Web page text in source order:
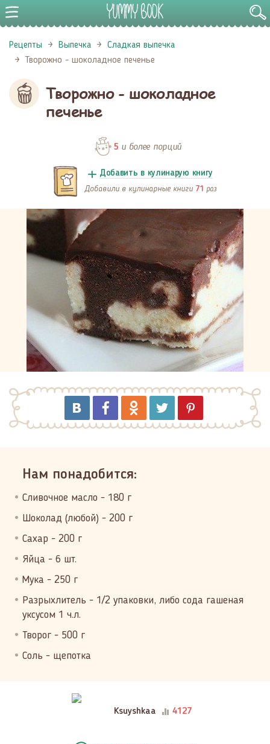
Рецепты Выпечка
Сладкая выпечка
Творожно - шоколадное печенье
Творожно - шоколадное
печенье
5 и более порций
Добавить в кулинарую книгу
Добавили в кулинарные книги 71 раз
Нам понадобится:
Сливочное масло - 180 г
Шоколад (любой) - 200 г
Сахар - 200 г
Яйца - 6 шт.
Мука - 250 г
Разрыхлитель - 1/2 упаковки, либо сода гашеная
уксусом 1 ч.л.
Творог - 500 г
Соль - щепотка
Ksuyshkaa 4127